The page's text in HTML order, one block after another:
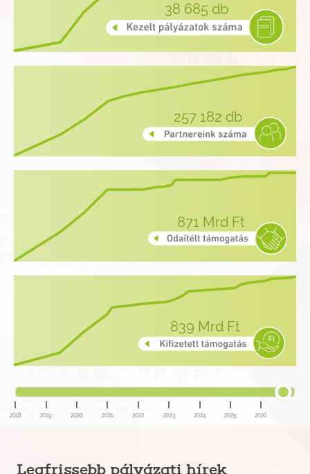
38 685 db
257 182 db
871 Mrd Ft
839 Mrd Ft
2018 2019 2020 2021 2022 2023 2024 2025 2026
Legfrissebb pályázati hírek